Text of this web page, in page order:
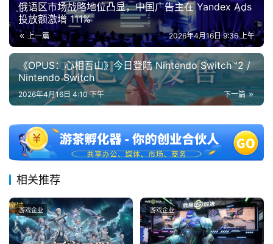
俄语区市场战略地位凸显，中国广告主在 Yandex Ads
投放额激增 111%
上一篇 2026年4月16日 9:36 上午
《OPUS：心相吾山》今日登陆 Nintendo Switch™2 /
Nintendo Switch
下一篇
2026年4月16日 4:10 下午
相关推荐
游戏企业 游戏企业